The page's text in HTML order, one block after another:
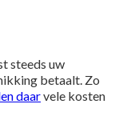
steeds uw
betaalt. Zo
daarvele kosten